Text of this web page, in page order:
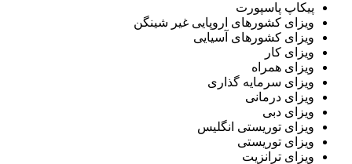
پیکاپ پاسپورت
ویزای کشورهای اروپایی غیر شینگن
ویزای کشورهای آسیایی
ویزای کار
ویزای همراه
ویزای سرمایه گذاری
ویزای درمانی
ویزای دبی
ویزای توریستی انگلیس
ویزای توریستی
ویزای ترانزیت